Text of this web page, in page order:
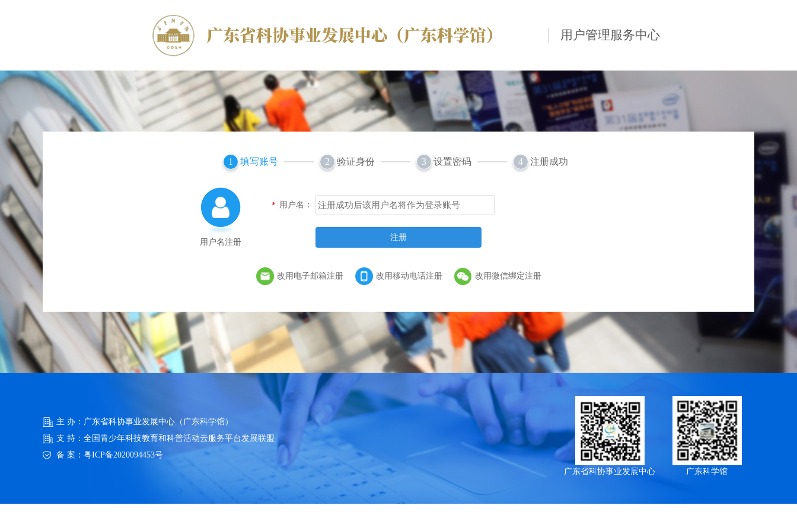
用户管理服务中心
1 填写账号 2 验证身份 3 设置密码 4 注册成功
用户名注册
* 用户名：
注册
改用电子邮箱注册 改用移动电话注册 改用微信绑定注册
主 办：广东省科协事业发展中心（广东科学馆）
支 持：全国青少年科技教育和科普活动云服务平台发展联盟
备 案： 粤ICP备2020094453号
广东省科协事业发展中心
广东科学馆